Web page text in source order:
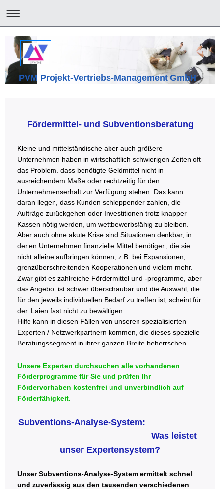
PVM Projekt-Vertriebs-Management GmbH
Fördermittel- und Subventionsberatung
Kleine und mittelständische aber auch größere
Unternehmen haben in wirtschaftlich schwierigen Zeiten oft
das Problem, dass benötigte Geldmittel nicht in
ausreichendem Maße oder rechtzeitig für den
Unternehmenserhalt zur Verfügung stehen. Das kann
daran liegen, dass Kunden schleppender zahlen, die
Aufträge zurückgehen oder Investitionen trotz knapper
Kassen nötig werden, um wettbewerbsfähig zu bleiben.
Aber auch ohne akute Krise sind Situationen denkbar, in
denen Unternehmen finanzielle Mittel benötigen, die sie
nicht alleine aufbringen können, z.B. bei Expansionen,
grenzüberschreitenden Kooperationen und vielem mehr.
Zwar gibt es zahlreiche Fördermittel und -programme, aber
das Angebot ist schwer überschaubar und die Auswahl, die
für den jeweils individuellen Bedarf zu treffen ist, scheint für
den Laien fast nicht zu bewältigen.
Hilfe kann in diesen Fällen von unseren spezialisierten
Experten / Netzwerkpartnern kommen, die dieses spezielle
Beratungssegment in ihrer ganzen Breite beherrschen.
Unsere Experten durchsuchen alle vorhandenen
Förderprogramme für Sie und prüfen Ihr
Fördervorhaben kostenfrei und unverbindlich auf
Förderfähigkeit.
Subventions-Analyse-System:
Was leistet
unser Expertensystem?
Unser Subventions-Analyse-System ermittelt schnell
und zuverlässig aus den tausenden verschiedenen